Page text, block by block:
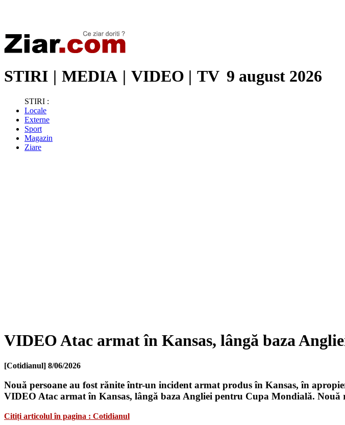
STIRI | MEDIA | VIDEO | TV 9 august 2026
STIRI :
Locale
Externe
Sport
Magazin
Ziare
VIDEO Atac armat în Kansas, lângă baza
[Cotidianul] 8/06/2026
Nouă persoane au fost rănite într-un incident armat produs în Kansas, în
VIDEO Atac armat în Kansas, lângă baza Angliei pentru Cupa Mondială.
Citiți articolul în pagina : Cotidianul